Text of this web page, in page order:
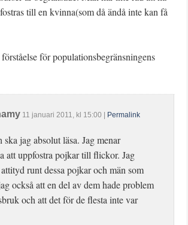
till en kvinna(som då ändå inte kan få
för populationsbegränsningens
11 januari 2011, kl 15:00 Permalink
jag absolut läsa. Jag menar
att uppfostra pojkar till flickor. Jag
runt dessa pojkar och män som
också att en del av dem hade problem
och att det för de flesta inte var